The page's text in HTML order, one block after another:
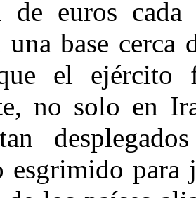
euros
una base
el ejército
no solo en
esgrimido